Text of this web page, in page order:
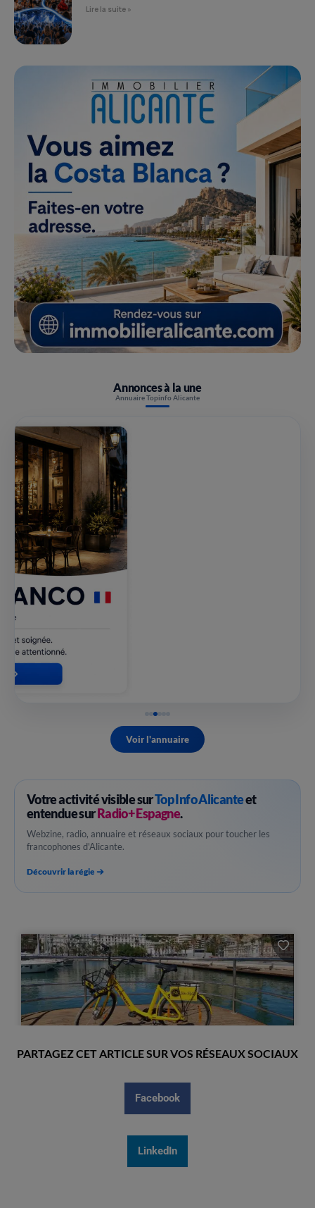
Lire la suite »
Annonces à la une
Annuaire Topinfo Alicante
Voir l'annuaire
Votre activité visible surTop Info Alicanteet
entendue surRadio+ Espagne.
Webzine, radio, annuaire et réseaux sociaux pour toucher les
francophones d'Alicante.
Découvrir la régie
PARTAGEZ CET ARTICLE SUR VOS RÉSEAUX SOCIAUX
Facebook
LinkedIn